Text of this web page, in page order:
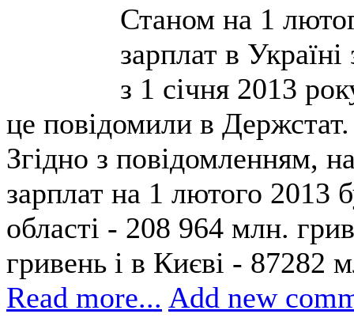
Станом на 1
зарплат в
з 1 січня 2013
це повідомили в Держстат.
Згідно з повідомленням,
зарплат на 1 лютого 2013
області - 208 964 млн.
гривень і в Києві - 87282
Read more... Add new